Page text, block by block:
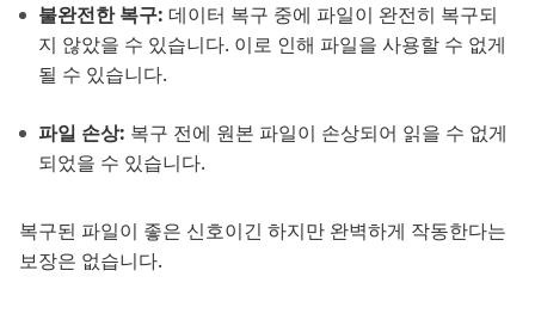
불완전한 복구: 데이터 복구 중에 파일이 완전히 복구되
지 않았을 수 있습니다. 이로 인해 파일을 사용할 수 없게
될 수 있습니다.
파일 손상: 복구 전에 원본 파일이 손상되어 읽을 수 없게
되었을 수 있습니다.
복구된 파일이 좋은 신호이긴 하지만 완벽하게 작동한다는
보장은 없습니다.